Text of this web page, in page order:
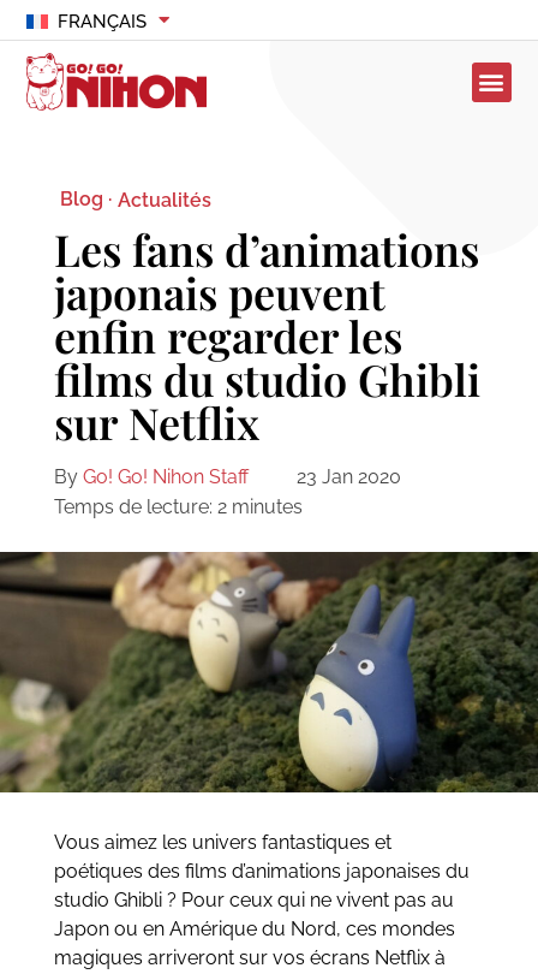
FRANÇAIS
Blog · Actualités
Les fans d’animations
japonais peuvent
enfin regarder les
films du studio Ghibli
sur Netflix
By Go! Go! Nihon Staff
23 Jan 2020
Temps de lecture: 2 minutes
Vous aimez les univers fantastiques et
poétiques des films d’animations japonaises du
studio Ghibli ? Pour ceux qui ne vivent pas au
Japon ou en Amérique du Nord, ces mondes
magiques arriveront sur vos écrans Netflix à